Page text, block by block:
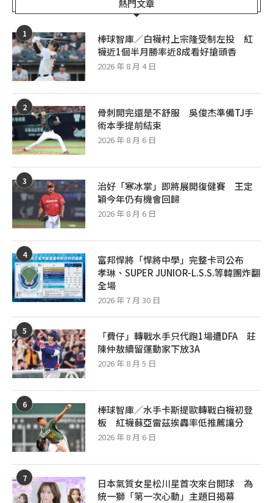
熱門文章
1
棒球智庫／白襪村上宗隆受制左投 紅
襪近1個半月勝率近8成看好搶頭香
2026 年 8 月 4 日
2
骨刺開完還是不舒服 吳俊杰準備TJ手
術本季提前結束
2026 年 8 月 6 日
3
治好「寒冰掌」即將展開復健賽 王定
穎今年仍有機會回歸
2026 年 8 月 6 日
4
富邦悍將「悍將中學」完整卡司公布
孝琳、SUPER JUNIOR-L.S.S.等韓團炸翻
全場
2026 年 7 月 30 日
5
「費仔」轉戰水手只代跑1場遭DFA 莊
陳仲敖續留運動家下放3A
2026 年 8 月 5 日
6
棒球智庫／水手卡斯提歐轉戰白襪初登
板 紅襪蘇亞雷茲挨轟率低推薦讓分
2026 年 8 月 6 日
7
日本氣質女星松川星首次來台開球 為
統一獅「第一次心動」主題日揭幕